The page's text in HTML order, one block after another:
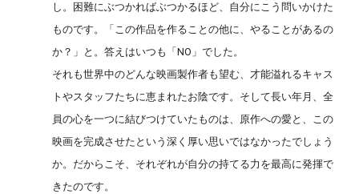
し。困難にぶつかればぶつかるほど、自分にこう問いかけた
ものです。「この作品を作ることの他に、やることがあるの
か？」と。答えはいつも「NO」でした。
それも世界中のどんな映画製作者も望む、才能溢れるキャス
トやスタッフたちに恵まれたお陰です。そして長い年月、全
員の心を一つに結びつけていたものは、原作への愛と、この
映画を完成させたという深く厚い思いではなかったでしょう
か。だからこそ、それぞれが自分の持てる力を最高に発揮で
きたのです。